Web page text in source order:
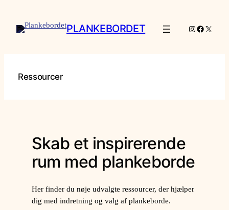
indhold
PLANKEBORDET Instagram
Facebook
X
Ressourcer
Skab et inspirerende
rum med plankeborde
Her finder du nøje udvalgte ressourcer, der hjælper
dig med indretning og valg af plankeborde.